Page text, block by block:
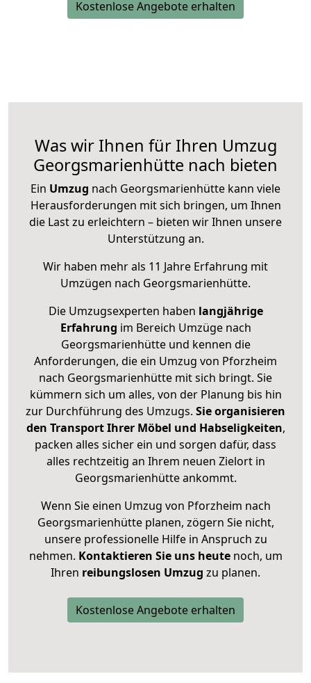
Kostenlose Angebote erhalten
Was wir Ihnen für Ihren Umzug
Georgsmarienhütte nach bieten
Ein Umzug nach Georgsmarienhütte kann viele
Herausforderungen mit sich bringen, um Ihnen
die Last zu erleichtern – bieten wir Ihnen unsere
Unterstützung an.
Wir haben mehr als 11 Jahre Erfahrung mit
Umzügen nach Georgsmarienhütte.
Die Umzugsexperten haben langjährige
Erfahrung im Bereich Umzüge nach
Georgsmarienhütte und kennen die
Anforderungen, die ein Umzug von Pforzheim
nach Georgsmarienhütte mit sich bringt. Sie
kümmern sich um alles, von der Planung bis hin
zur Durchführung des Umzugs. Sie organisieren
den Transport Ihrer Möbel und Habseligkeiten,
packen alles sicher ein und sorgen dafür, dass
alles rechtzeitig an Ihrem neuen Zielort in
Georgsmarienhütte ankommt.
Wenn Sie einen Umzug von Pforzheim nach
Georgsmarienhütte planen, zögern Sie nicht,
unsere professionelle Hilfe in Anspruch zu
nehmen. Kontaktieren Sie uns heutenoch, um
Ihren reibungslosen Umzug zu planen.
Kostenlose Angebote erhalten